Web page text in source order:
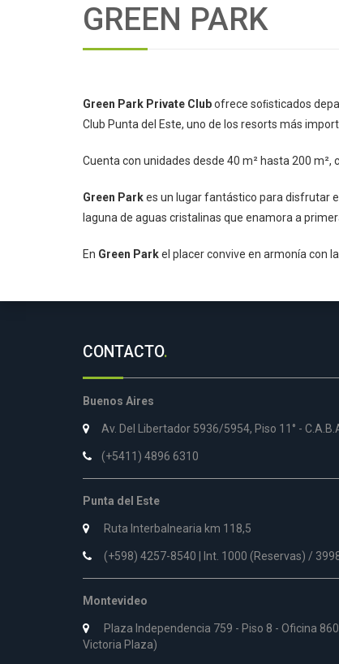
GREEN PARK
Green Park Private Clubofrece soﬁsticados
Club Punta del Este, uno de los resorts más
Cuenta con unidades desde 40 m² hasta 200
Green Parkes un lugar fantástico para disfrutar
laguna de aguas cristalinas que enamora a
En Green Parkel placer convive en armonía con
CONTACTO.
Buenos Aires
Av. Del Libertador 5936/5954, Piso 11° -
(+5411) 4896 6310
Punta del Este
Ruta Interbalnearia km 118,5
(+598) 4257-8540 | Int. 1000 (Reservas) /
Montevideo
Plaza Independencia 759 - Piso 8 - Oficina
Victoria Plaza)